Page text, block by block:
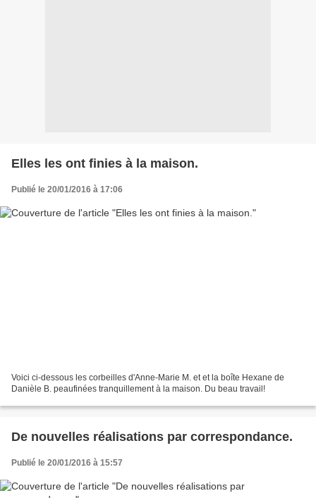
Elles les ont finies à la maison.
Publié le 20/01/2016 à 17:06
Voici ci-dessous les corbeilles d'Anne-Marie M. et et la boîte Hexane de
Danièle B. peaufinées tranquillement à la maison. Du beau travail!
De nouvelles réalisations par correspondance.
Publié le 20/01/2016 à 15:57